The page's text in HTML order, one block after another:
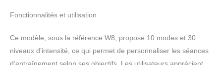
besoin de racheter, il suffit de vaporiser un peu
si les électrodes ne touchent pas la peau
combiné à la technologie d'impulsion EMS, qui
Fonctionnalités et utilisation
Ce modèle, sous la référence W8, propose 10 modes et 30
niveaux d’intensité, ce qui permet de personnaliser les séances